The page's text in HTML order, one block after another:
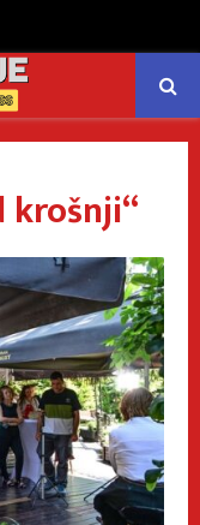
krošnji“